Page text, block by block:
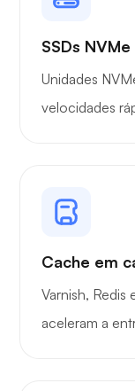
SSDs
Unidades
velocidades
Cache em
Varnish,
aceleram a